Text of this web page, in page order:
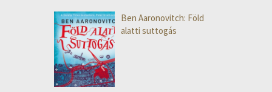
Ben Aaronovitch: Föld
alatti suttogás